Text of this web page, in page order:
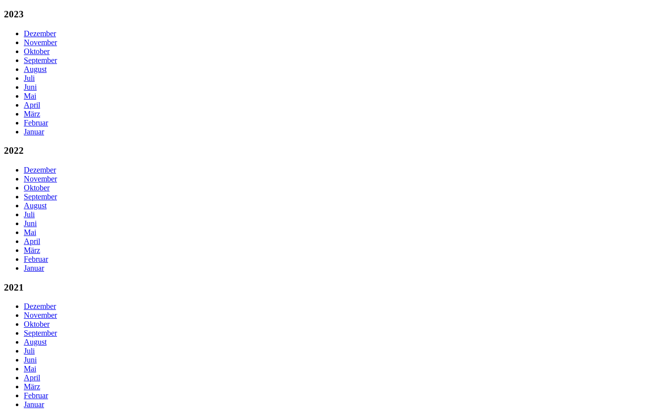
2023
Dezember
November
Oktober
September
August
Juli
Juni
Mai
April
März
Februar
Januar
2022
Dezember
November
Oktober
September
August
Juli
Juni
Mai
April
März
Februar
Januar
2021
Dezember
November
Oktober
September
August
Juli
Juni
Mai
April
März
Februar
Januar